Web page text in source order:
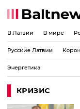
В Латвии В мире
Русские Латвии
Энергетика
КРИЗИС